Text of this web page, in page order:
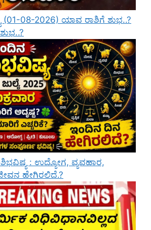
(01-08-2026) ಯಾವ ರಾಶಿಗೆ ಶುಭ..?
: ಉದ್ಯೋಗ, ವ್ಯವಹಾರ,
ಹೇಗಿರಲಿದೆ.?